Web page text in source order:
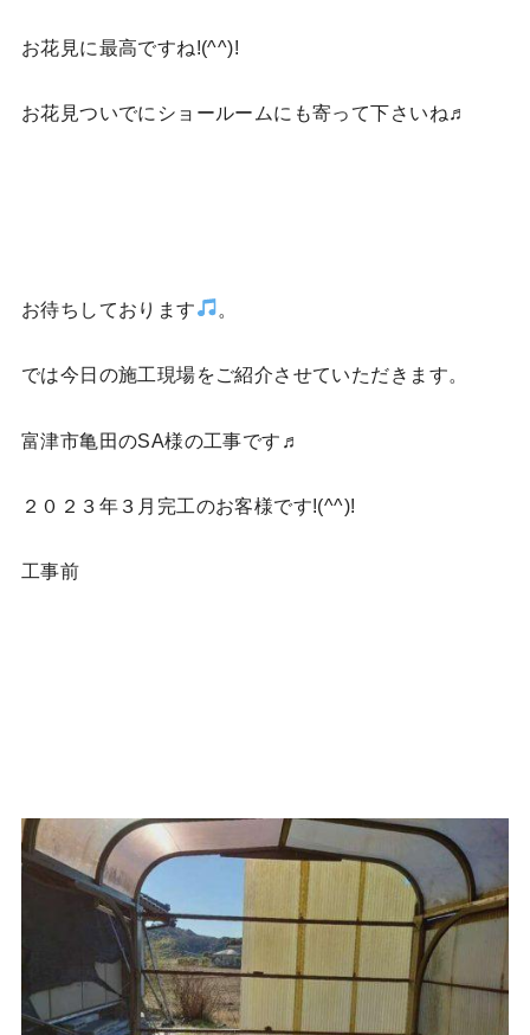
お花見に最高ですね!(^^)!
お花見ついでにショールームにも寄って下さいね♬
お待ちしております 。
では今日の施工現場をご紹介させていただきます。
富津市亀田のSA様の工事です♬
２０２３年３月完工のお客様です!(^^)!
工事前